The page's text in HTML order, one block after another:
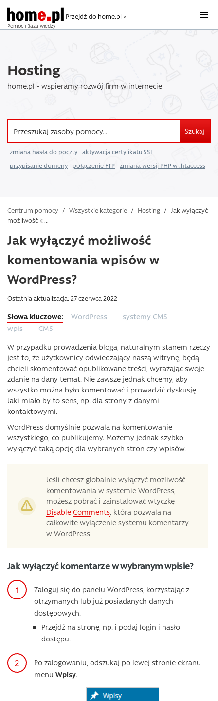
Pomoc i Baza wiedzy
Przejdź do home.pl >
Hosting
home.pl - wspieramy rozwój firm w internecie
Szukaj
zmiana hasła do poczty
aktywacja certyfikatu SSL
przypisanie domeny
połączenie FTP zmiana wersji PHP w .htaccess
Centrum pomocy / Wszystkie kategorie / Hosting /
Jak wyłączyć
możliwość k ...
Jak wyłączyć możliwość
komentowania wpisów w
WordPress?
Ostatnia aktualizacja: 27 czerwca 2022
WordPress
systemy CMS
wpis
CMS
W przypadku prowadzenia bloga, naturalnym stanem rzeczy
jest to, że użytkownicy odwiedzający naszą witrynę, będą
chcieli skomentować opublikowane treści, wyrażając swoje
zdanie na dany temat. Nie zawsze jednak chcemy, aby
wszystko można było komentować i prowadzić dyskusję.
Jaki miało by to sens, np. dla strony z danymi
kontaktowymi.
WordPress domyślnie pozwala na komentowanie
wszystkiego, co publikujemy. Możemy jednak szybko
wyłączyć taką opcję dla wybranych stron czy wpisów.
Jeśli chcesz globalnie wyłączyć możliwość
komentowania w systemie WordPress,
możesz pobrać i zainstalować wtyczkę
Disable Comments, która pozwala na
całkowite wyłączenie systemu komentarzy
w WordPress.
Jak wyłączyć komentarze w wybranym wpisie?
Zaloguj się do panelu WordPress, korzystając z
otrzymanych lub już posiadanych danych
dostępowych.
Przejdź na stronę, np. i podaj login i hasło
dostępu.
Po zalogowaniu, odszukaj po lewej stronie ekranu
menu Wpisy.